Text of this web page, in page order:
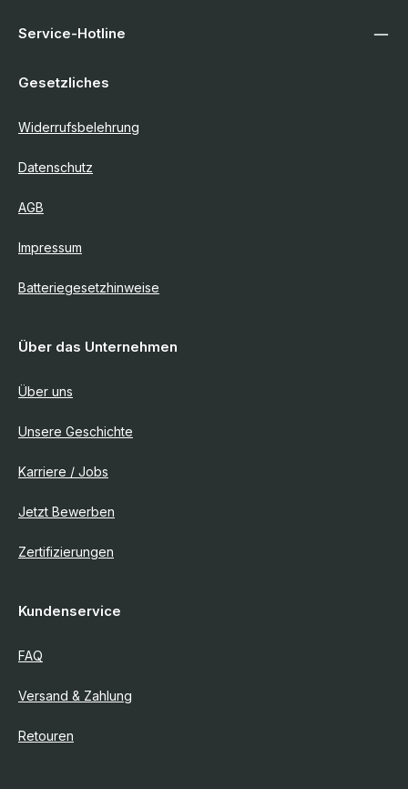
Service-Hotline
Gesetzliches
Widerrufsbelehrung
Datenschutz
AGB
Impressum
Batteriegesetzhinweise
Über das Unternehmen
Über uns
Unsere Geschichte
Karriere / Jobs
Jetzt Bewerben
Zertifizierungen
Kundenservice
FAQ
Versand & Zahlung
Retouren